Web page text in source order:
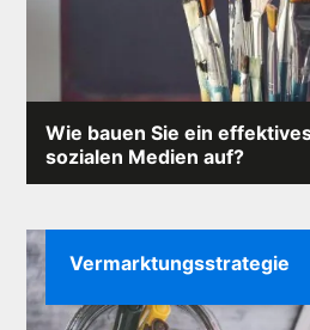
Wie bauen Sie ein
sozialen Medien auf?
Im Internet, wo jeder Kommentar eine
Vermarktungsstrategie